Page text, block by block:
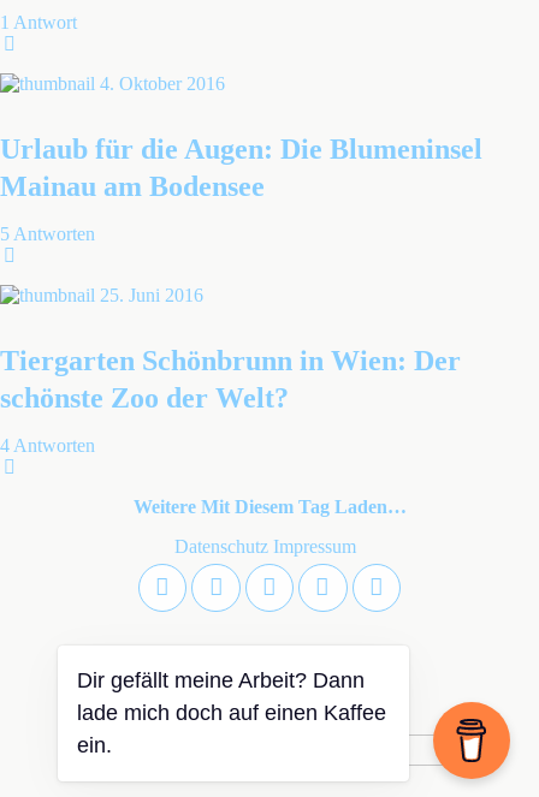
1 Antwort
4. Oktober 2016
Urlaub für die Augen: Die Blumeninsel
Mainau am Bodensee
5 Antworten
25. Juni 2016
Tiergarten Schönbrunn in Wien: Der
schönste Zoo der Welt?
4 Antworten
Weitere Mit Diesem Tag Laden…
Datenschutz Impressum
Zum Seitenanfang
Dir gefällt meine Arbeit? Dann
lade mich doch auf einen Kaffee
ein.